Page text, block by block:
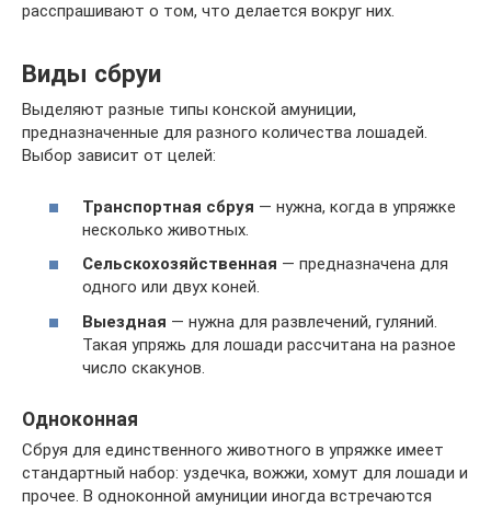
расспрашивают о том, что делается вокруг них.
Виды сбруи
Выделяют разные типы конской амуниции,
предназначенные для разного количества лошадей.
Выбор зависит от целей:
Транспортная сбруя — нужна, когда в упряжке
несколько животных.
Сельскохозяйственная — предназначена для
одного или двух коней.
Выездная — нужна для развлечений, гуляний.
Такая упряжь для лошади рассчитана на разное
число скакунов.
Одноконная
Сбруя для единственного животного в упряжке имеет
стандартный набор: уздечка, вожжи, хомут для лошади и
прочее. В одноконной амуниции иногда встречаются